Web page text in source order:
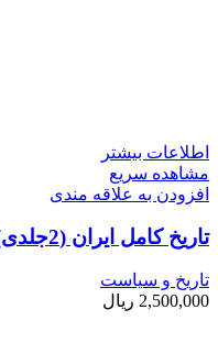
اطلاعات بیشتر
مشاهده سریع
افزودن به علاقه مندی
تاریخ کامل ایران (2جلدی)
تاریخ و سیاست
2,500,000 ریال